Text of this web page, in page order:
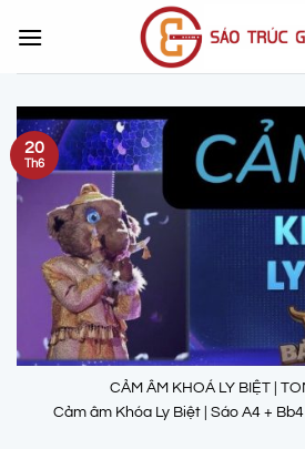
đến
CẢM ÂM KHOÁ LY BIỆT |
Cảm âm Khóa Ly Biệt | Sáo A4 +
20
Th6